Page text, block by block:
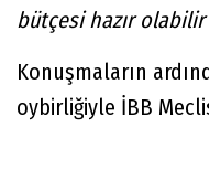
bütçesi hazır olabilir
Konuşmaların
oybirliğiyle İBB